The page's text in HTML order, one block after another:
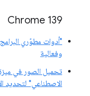
‫Chrome 139
وفعالية
تحميل الصور في ميزة
الاصطناعي" لتحديد